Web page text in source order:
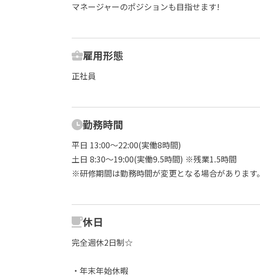
マネージャーのポジションも目指せます!
雇用形態
正社員
勤務時間
平日 13:00～22:00(実働8時間)
土日 8:30～19:00(実働9.5時間) ※残業1.5時間
※研修期間は勤務時間が変更となる場合があります。
休日
完全週休2日制☆
・年末年始休暇